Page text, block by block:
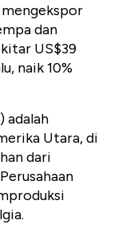
dan
US$39
naik 10%
adalah
Utara, di
dari